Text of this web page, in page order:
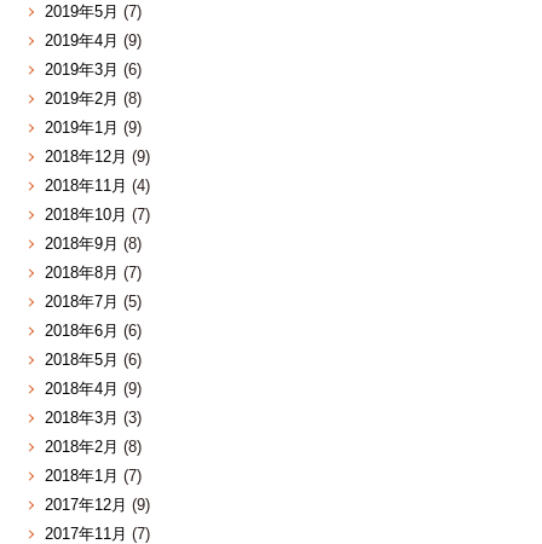
2019年5月 (7)
2019年4月 (9)
2019年3月 (6)
2019年2月 (8)
2019年1月 (9)
2018年12月 (9)
2018年11月 (4)
2018年10月 (7)
2018年9月 (8)
2018年8月 (7)
2018年7月 (5)
2018年6月 (6)
2018年5月 (6)
2018年4月 (9)
2018年3月 (3)
2018年2月 (8)
2018年1月 (7)
2017年12月 (9)
2017年11月 (7)